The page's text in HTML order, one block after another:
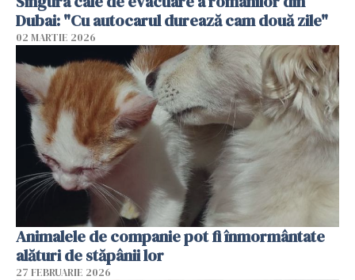
Dubai: "Cu autocarul durează cam două zile"
02 MARTIE 2026
Animalele de companie pot fi înmormântate
alături de stăpânii lor
27 FEBRUARIE 2026